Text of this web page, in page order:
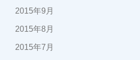
2015年9月
2015年8月
2015年7月